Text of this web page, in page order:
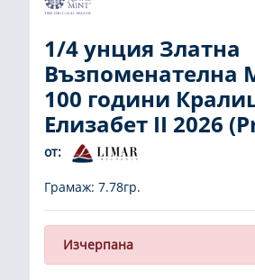
1/4 унция Златна
Възпоменателна
100 години
Елизабет II 2026
от:
Грамаж: 7.78гр.
Изчерпана